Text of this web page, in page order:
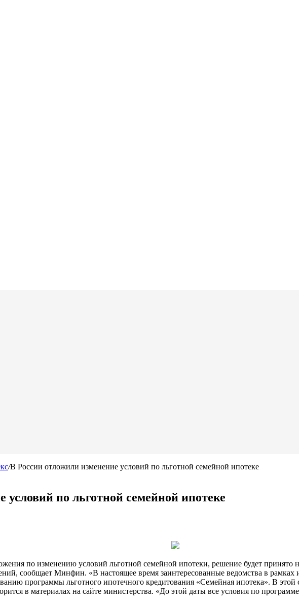
/В России отложили изменение условий по льготной семейной ипотеке
по льготной семейной ипотеке
по изменению условий льготной семейной ипотеки, решение будет принято
сообщает Минфин. «В настоящее время заинтересованные ведомства в
программы льготного ипотечного кредитования «Семейная ипотека». В
в материалах на сайте министерства. «До этой даты все условия по